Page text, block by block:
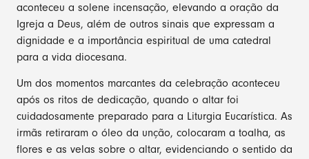
aconteceu a solene incensação, elevando a oração da
Igreja a Deus, além de outros sinais que expressam a
dignidade e a importância espiritual de uma catedral
para a vida diocesana.
Um dos momentos marcantes da celebração aconteceu
após os ritos de dedicação, quando o altar foi
cuidadosamente preparado para a Liturgia Eucarística. As
irmãs retiraram o óleo da unção, colocaram a toalha, as
flores e as velas sobre o altar, evidenciando o sentido da